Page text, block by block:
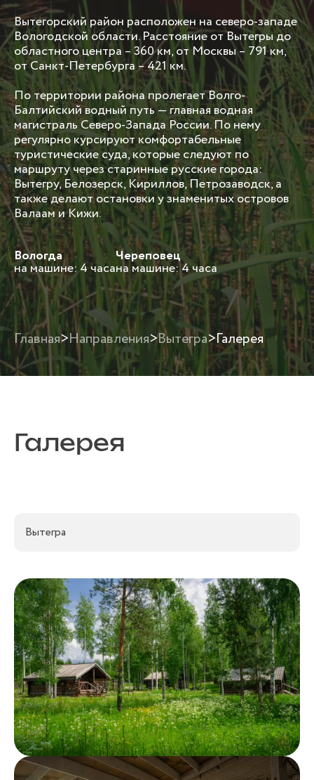
Вытегорский район расположен на северо-западе
Вологодской области. Расстояние от Вытегры до
областного центра – 360 км, от Москвы – 791 км,
от Санкт-Петербурга – 421 км.
По территории района пролегает Волго-
Балтийский водный путь — главная водная
магистраль Северо-Запада России. По нему
регулярно курсируют комфортабельные
туристические суда, которые следуют по
маршруту через старинные русские города:
Вытегру, Белозерск, Кириллов, Петрозаводск, а
также делают остановки у знаменитых островов
Валаам и Кижи.
Вологда
на машине: 4 часа
Череповец
на машине: 4 часа
Главная>Направления>Вытегра>Галерея
Галерея
Вытегра